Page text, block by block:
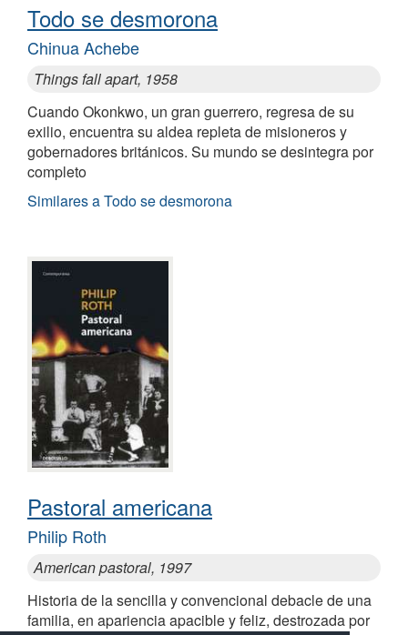
Todo se desmorona
Chinua Achebe
Things fall apart, 1958
Cuando Okonkwo, un gran guerrero, regresa de su
exilio, encuentra su aldea repleta de misioneros y
gobernadores británicos. Su mundo se desintegra por
completo
Similares a Todo se desmorona
Pastoral americana
Philip Roth
American pastoral, 1997
Historia de la sencilla y convencional debacle de una
familia, en apariencia apacible y feliz, destrozada por